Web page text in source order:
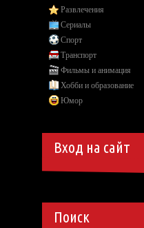
Развлечения
Сериалы
Спорт
Транспорт
Фильмы и анимация
Хобби и образование
Юмор
Вход на сайт
Поиск